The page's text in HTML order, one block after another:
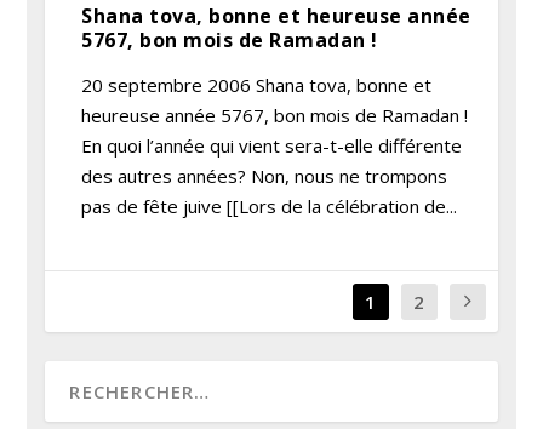
Shana tova, bonne et heureuse année
5767, bon mois de Ramadan !
20 septembre 2006 Shana tova, bonne et
heureuse année 5767, bon mois de Ramadan !
En quoi l’année qui vient sera-t-elle différente
des autres années? Non, nous ne trompons
pas de fête juive [[Lors de la célébration de...
1 2